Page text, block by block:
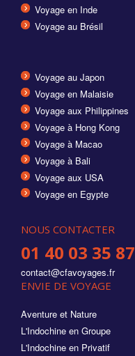
Voyage en Inde
Voyage au Brésil
Voyage au Japon
Voyage en Malaisie
Voyage aux Philippines
Voyage à Hong Kong
Voyage à Macao
Voyage à Bali
Voyage aux USA
Voyage en Egypte
NOUS CONTACTER
01 40 03 35 87
contact@cfavoyages.fr
ENVIE DE VOYAGE
Aventure et Nature
L'Indochine en Groupe
L'Indochine en Privatif